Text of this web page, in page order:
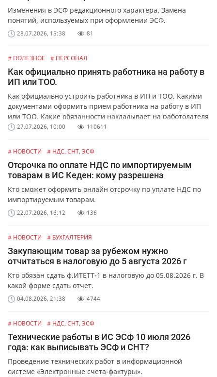
Изменения в ЭСФ редакционного характера. Замена
понятий, используемых при оформлении ЭСФ.
28.07.2026, 15:38 81
# ПОЛЕЗНОЕ # ПЕРСОНАЛ
Как официально принять работника на работу в
ИП или ТОО.
Как официально устроить работника в ИП и ТОО. Какими
документами оформить прием работника на работу в ИП
или ТОО. Какие обязанности накладывает на работодателя
официальное оформление работников.
27.07.2026, 10:00 110611
# НОВОСТИ # НДС, СНТ, ЭСФ
Отсрочка по оплате НДС по импортируемым
товарам в ИС Кеден: кому разрешена
Кто сможет оформить онлайн отсрочку по уплате НДС по
импортируемым товарам.
22.07.2026, 16:12 136
# НОВОСТИ # БУХГАЛТЕРИЯ
Закупающим товар за рубежом нужно
отчитаться в налоговую до 5 августа 2026 г
Кто обязан сдать ф.ИТЕТТ-1 в налоговую до 05.08.2026 г. В
какой форме сдать отчет.
04.08.2026, 21:38 4744
# НОВОСТИ # НДС, СНТ, ЭСФ
Технические работы в ИС ЭСФ 10 июля 2026
года: как выписывать ЭСФ и СНТ?
Проведение технических работ в информационной
системе «Электронные счета-фактуры».